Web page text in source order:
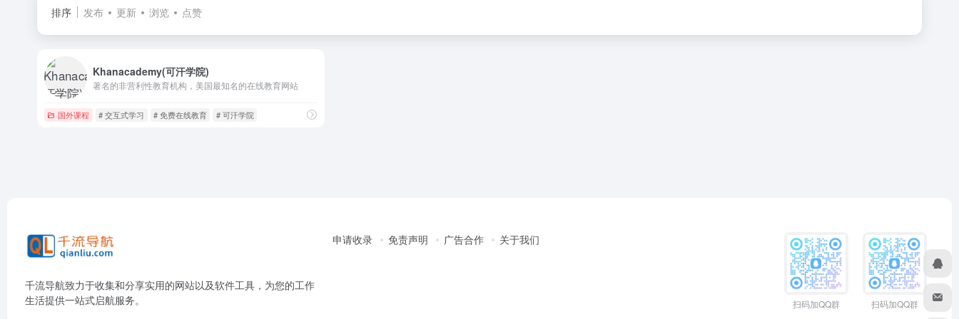
排序 发布 更新 浏览 点赞
Khanacademy(可汗学院)
著名的非营利性教育机构，美国最知名的在线教育网站
国外课程 # 交互式学习 # 免费在线教育 # 可汗学院
千流导航致力于收集和分享实用的网站以及软件工具，为您的工作
生活提供一站式启航服务。
申请收录 免责声明 广告合作 关于我们
扫码加QQ群 扫码加QQ群